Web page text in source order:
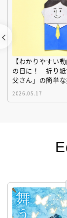
【わかりやすい
の日に！ 折り紙
父さん」の簡単
2026.05.17